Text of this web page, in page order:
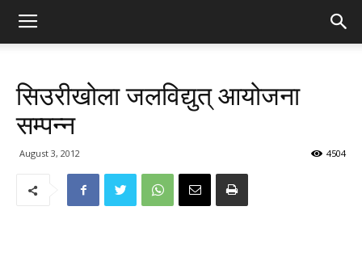
सिउरीखोला जलविद्युत् आयोजना
सम्पन्न
August 3, 2012 4504